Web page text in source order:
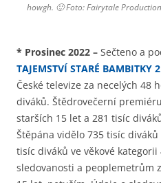
howgh. 🙂 Foto: Fairytale
* Prosinec 2022 – Sečteno a
TAJEMSTVÍ STARÉ BAMBITKY 2
České televize za necelých 48
diváků. Štědrovečerní
starších 15 let a 281 tisíc
Štěpána vidělo 735 tisíc
tisíc diváků ve věkové
sledovanosti a peoplemetrům